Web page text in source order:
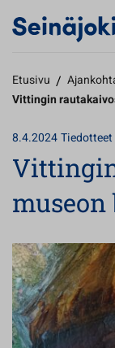
Etusivu /
Vittingin
8.4.2024Tiedotteet
museon